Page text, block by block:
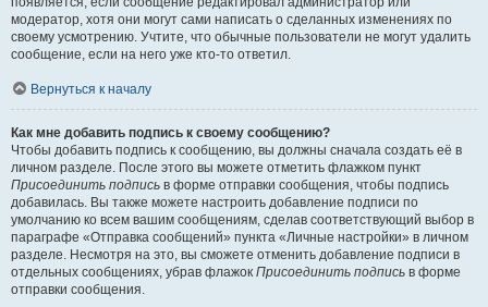
модератор, хотя они могут сами написать о сделанных изменениях по
своему усмотрению. Учтите, что обычные пользователи не могут удалить
сообщение, если на него уже кто-то ответил.
Вернуться к началу
Как мне добавить подпись к своему сообщению?
Чтобы добавить подпись к сообщению, вы должны сначала создать её в
личном разделе. После этого вы можете отметить флажком пункт
Присоединить подпись в форме отправки сообщения, чтобы подпись
добавилась. Вы также можете настроить добавление подписи по
умолчанию ко всем вашим сообщениям, сделав соответствующий выбор в
параграфе «Отправка сообщений» пункта «Личные настройки» в личном
разделе. Несмотря на это, вы сможете отменить добавление подписи в
отдельных сообщениях, убрав флажок Присоединить подпись в форме
отправки сообщения.